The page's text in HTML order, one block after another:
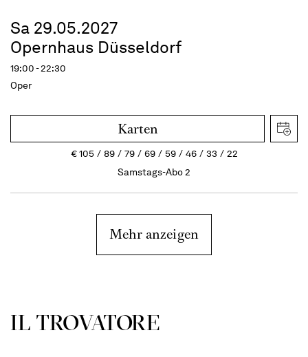
Sa 29.05.2027
Opernhaus Düsseldorf
19:00 - 22:30
Oper
Karten
€105 89 79 69 59 46 33
22
Samstags-Abo 2
Mehr anzeigen
IL TROVA­TORE